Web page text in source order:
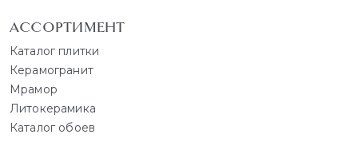
АССОРТИМЕНТ
Каталог плитки
Керамогранит
Мрамор
Литокерамика
Каталог обоев